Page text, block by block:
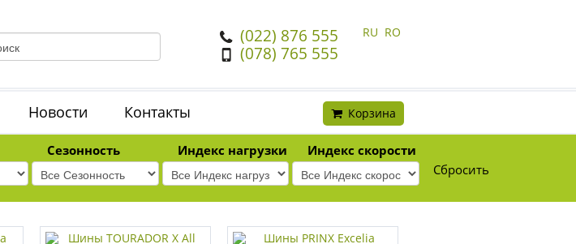
(022) 876 555
(078) 765 555
RU RO
Новости Контакты Корзина
Сезонность Индекс нагрузки
Индекс скорости
Сбросить